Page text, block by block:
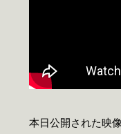
本日公開された映